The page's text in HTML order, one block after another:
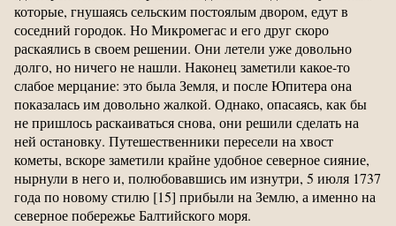
которые, гнушаясь сельским постоялым двором, едут в
соседний городок. Но Микромегас и его друг скоро
раскаялись в своем решении. Они летели уже довольно
долго, но ничего не нашли. Наконец заметили какое-то
слабое мерцание: это была Земля, и после Юпитера она
показалась им довольно жалкой. Однако, опасаясь, как бы
не пришлось раскаиваться снова, они решили сделать на
ней остановку. Путешественники пересели на хвост
кометы, вскоре заметили крайне удобное северное сияние,
нырнули в него и, полюбовавшись им изнутри, 5 июля 1737
года по новому стилю [15] прибыли на Землю, а именно на
северное побережье Балтийского моря.